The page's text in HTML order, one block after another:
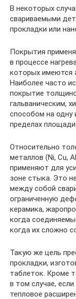
В некоторых
свариваемыми
прокладки или
Покрытия
в процессе
которых имеются
Наиболее часто
покрытие
гальваническим,
способом на одну
пределах
Относительно
металлов (Ni, Cu,
применяют для
зоне стыка. Это
между собой
ограниченную
керамика,
когда
когда их сложно
Такую же цель
прокладки,
таблеток. Кроме
в том случае,
тепловое